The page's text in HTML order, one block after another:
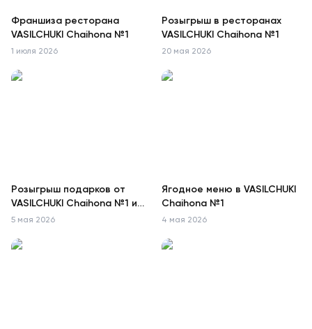
Франшиза ресторана
VASILCHUKI Chaihona №1
1 июля 2026
Розыгрыш в ресторанах
VASILCHUKI Chaihona №1
20 мая 2026
Розыгрыш подарков от
VASILCHUKI Chaihona №1 и
ТайРай
5 мая 2026
Ягодное меню в VASILCHUKI
Chaihona №1
4 мая 2026